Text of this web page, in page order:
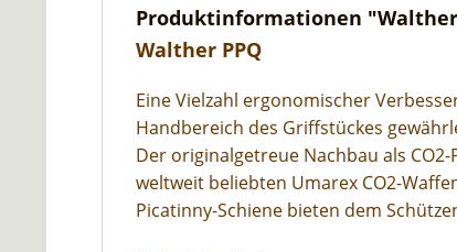
Produktinformationen "Walther
Walther PPQ
Eine Vielzahl ergonomischer
Handbereich des Griffstückes
Der originalgetreue Nachbau als
weltweit beliebten Umarex CO2-
Picatinny-Schiene bieten dem